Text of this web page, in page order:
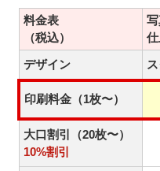
料金表
（税込）
デザイン
印刷料金（1枚〜）
大口割引（20枚〜）
10%割引